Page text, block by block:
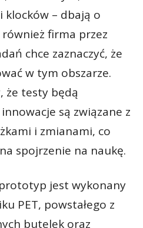
klocków – dbają o
firma przez
chce zaznaczyć, że
w tym obszarze.
że testy będą
są związane z
i zmianami, co
spojrzenie na naukę.
jest wykonany
PET, powstałego z
butelek oraz